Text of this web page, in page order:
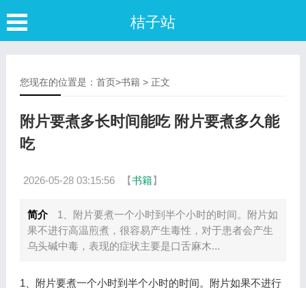
桔子站
您现在的位置是： 首页>书籍> 正文
附片要煮多长时间能吃 附片要煮多久能
吃
2026-05-28 03:15:56 【书籍】
简介
1、附片要煮一个小时到半个小时的时间。附片如
果不进行高温煎煮，很容易产生毒性，对于患者会产生
乌头碱中毒，表现的症状主要是口舌麻木...
1、附片要煮一个小时到半个小时的时间。附片如果不进行